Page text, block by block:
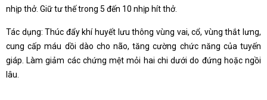
nhịp thở. Giữ tư thế trong 5 đến 10 nhịp hít thở.
Tác dụng: Thúc đẩy khí huyết lưu thông vùng vai, cổ, vùng thắt lưng,
cung cấp máu dồi dào cho não, tăng cường chức năng của tuyến
giáp. Làm giảm các chứng mệt mỏi hai chi dưới do đứng hoặc ngồi
lâu.